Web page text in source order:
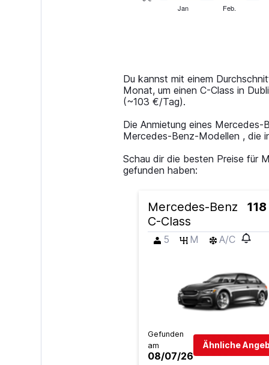
14
categories.
The
has
1
axis
displaying
300.
Jan Feb.
Du kannst mit einem
Monat, um einen C-Class in
(~103 €/Tag).
Die Anmietung eines Mercedes-
Mercedes-Benz-Modellen , die
Schau dir die besten Preise für
gefunden haben:
Mercedes-Benz
C-Class
5 M A/C
Gefunden
am
08/07/26
Ähnliche